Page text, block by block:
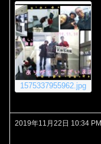
1575337955962.jpg
2019年11月22日 10:34 PM